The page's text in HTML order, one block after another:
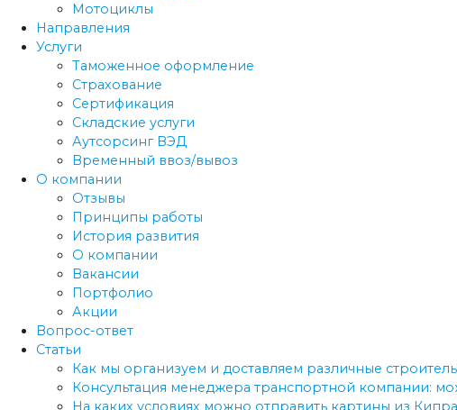
Мотоциклы
Направления
Услуги
Таможенное оформление
Страхование
Сертификация
Складские услуги
Аутсорсинг ВЭД
Временный ввоз/вывоз
О компании
Отзывы
Принципы работы
История развития
О компании
Вакансии
Портфолио
Акции
Вопрос-ответ
Статьи
Как мы организуем и доставляем различные
Консультация менеджера транспортной компании:
На каких условиях можно отправить картины из